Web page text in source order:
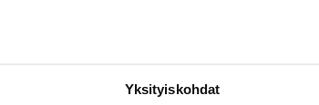
Yksityiskohdat